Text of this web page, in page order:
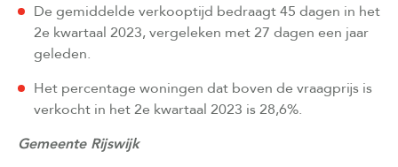
De gemiddelde verkooptijd bedraagt 45 dagen in het
2e kwartaal 2023, vergeleken met 27 dagen een jaar
geleden.
Het percentage woningen dat boven de vraagprijs is
verkocht in het 2e kwartaal 2023 is 28,6%.
Gemeente Rijswijk